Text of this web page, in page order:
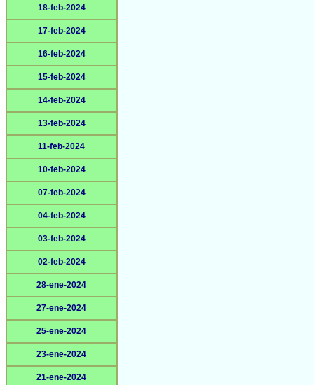
18-feb-2024
17-feb-2024
16-feb-2024
15-feb-2024
14-feb-2024
13-feb-2024
11-feb-2024
10-feb-2024
07-feb-2024
04-feb-2024
03-feb-2024
02-feb-2024
28-ene-2024
27-ene-2024
25-ene-2024
23-ene-2024
21-ene-2024